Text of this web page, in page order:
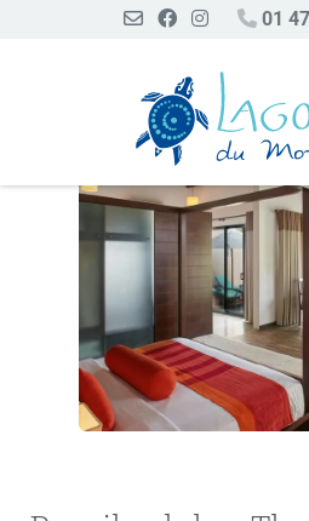
01
Passikudah – The Calm